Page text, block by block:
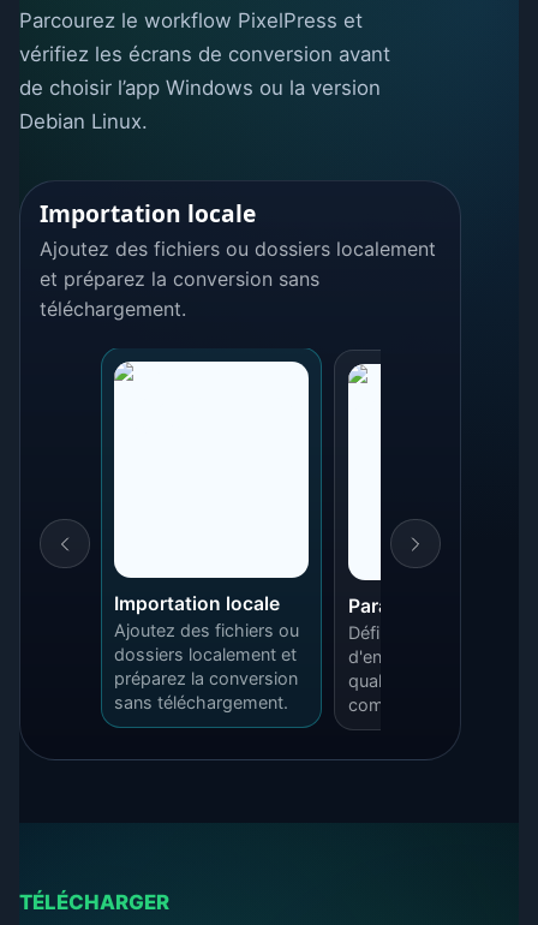
Parcourez le workflow PixelPress et
vérifiez les écrans de conversion avant
de choisir l’app Windows ou la version
Debian Linux.
Importation locale
Ajoutez des fichiers ou dossiers localement
et préparez la conversion sans
téléchargement.
Importation locale
Ajoutez des fichiers ou
dossiers localement et
préparez la conversion
sans téléchargement.
Paramètres du lot
Définissez le dossier
d'entrée, de sortie et la
qualité avant de
commencer.
TÉLÉCHARGER